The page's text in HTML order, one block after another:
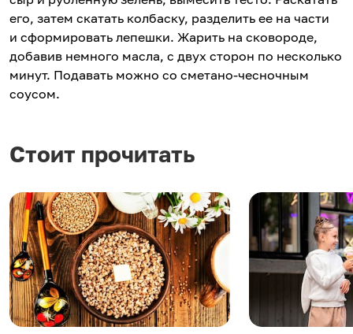
его, затем скатать колбаску, разделить ее на части
и сформировать лепешки. Жарить на сковороде,
добавив немного масла, с двух сторон по несколько
минут. Подавать можно со сметано-чесночным
соусом.
Стоит прочитать